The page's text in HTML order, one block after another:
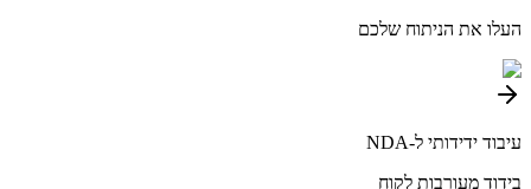
העלו את הניתוח שלכם
עיבוד ידידותי ל-NDA
בידוד מעורבות לקוח